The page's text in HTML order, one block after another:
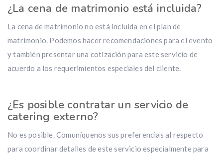
¿La cena de matrimonio está incluida?
La cena de matrimonio no está incluida en el plan de
matrimonio. Podemos hacer recomendaciones para el evento
y también presentar una cotización para este servicio de
acuerdo a los requerimientos especiales del cliente.
¿Es posible contratar un servicio de
catering externo?
No es posible. Comuníquenos sus preferencias al respecto
para coordinar detalles de este servicio especialmente para